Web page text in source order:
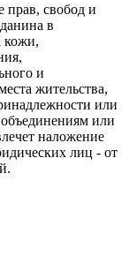
прав, свобод и
в
кожи,
и
жительства,
или
или
наложение
лиц - от